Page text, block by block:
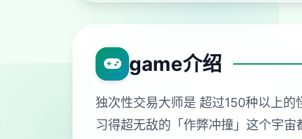
game介绍
独次性交易大师是 超过150种以上
习得超无敌的「作弊冲撞」这个宇